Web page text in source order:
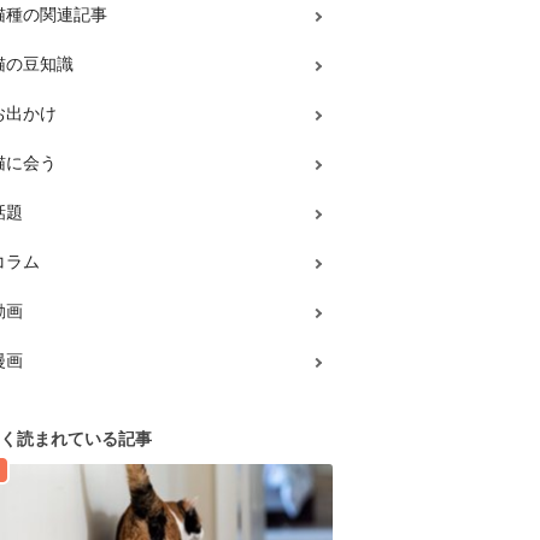
種の関連記事
の豆知識
出かけ
に会う
題
ラム
画
画
読まれている記事